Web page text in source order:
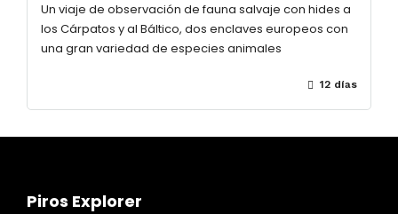
Un viaje de observación de fauna salvaje con hides a
los Cárpatos y al Báltico, dos enclaves europeos con
una gran variedad de especies animales
12 días
Piros Explorer